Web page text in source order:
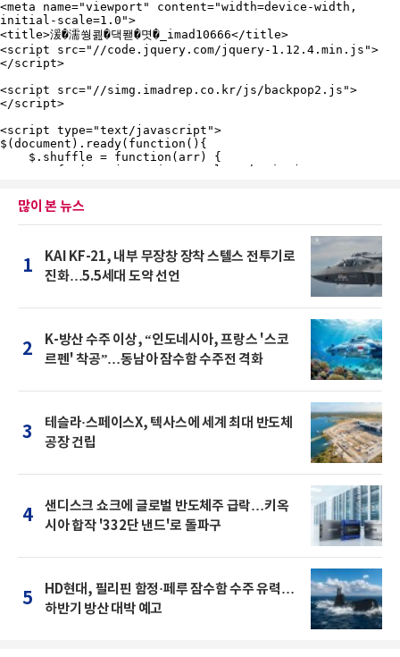
많이 본 뉴스
1
KAI KF-21, 내부 무장창 장착 스텔스 전투기로
진화…5.5세대 도약 선언
2
K-방산 수주 이상, “인도네시아, 프랑스 '스코
르펜' 착공”…동남아 잠수함 수주전 격화
3
테슬라·스페이스X, 텍사스에 세계 최대 반도체
공장 건립
4
샌디스크 쇼크에 글로벌 반도체주 급락…키옥
시아 합작 '332단 낸드'로 돌파구
5
HD현대, 필리핀 함정·페루 잠수함 수주 유력…
하반기 방산 대박 예고